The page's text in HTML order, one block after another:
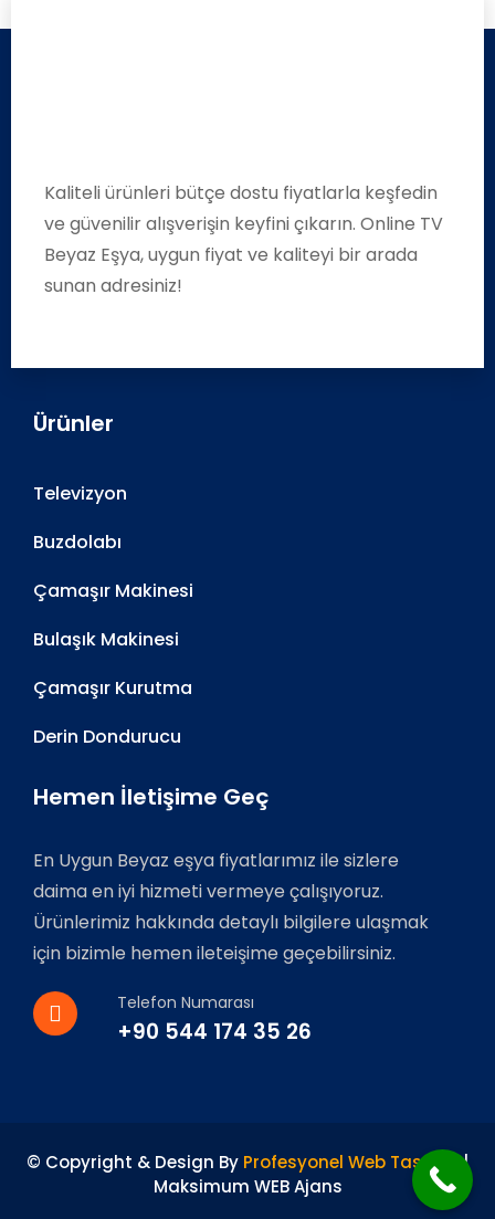
Kaliteli ürünleri bütçe dostu fiyatlarla keşfedin
ve güvenilir alışverişin keyfini çıkarın. Online TV
Beyaz Eşya, uygun fiyat ve kaliteyi bir arada
sunan adresiniz!
Ürünler
Televizyon
Buzdolabı
Çamaşır Makinesi
Bulaşık Makinesi
Çamaşır Kurutma
Derin Dondurucu
Hemen İletişime Geç
En Uygun Beyaz eşya fiyatlarımız ile sizlere
daima en iyi hizmeti vermeye çalışıyoruz.
Ürünlerimiz hakkında detaylı bilgilere ulaşmak
için bizimle hemen ileteişime geçebilirsiniz.
Telefon Numarası
+90 544 174 35 26
© Copyright & Design By Profesyonel Web Tasarım|
Maksimum WEB Ajans